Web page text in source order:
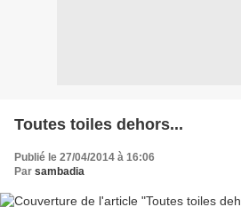
Toutes toiles dehors...
Publié le 27/04/2014 à 16:06
Par sambadia